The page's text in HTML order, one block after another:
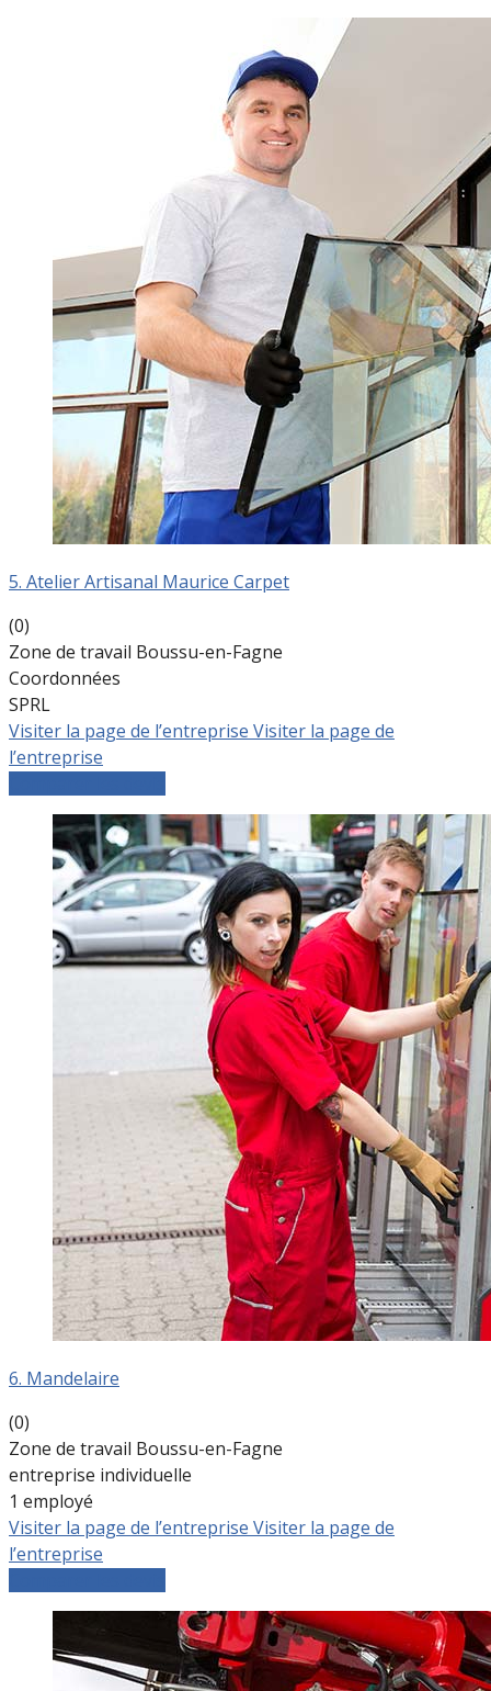
5. Atelier Artisanal Maurice Carpet
(0)
Zone de travail Boussu-en-Fagne
Coordonnées
SPRL
Visiter la page de l’entreprise Visiter la page de
l’entreprise
6. Mandelaire
(0)
Zone de travail Boussu-en-Fagne
entreprise individuelle
1 employé
Visiter la page de l’entreprise Visiter la page de
l’entreprise